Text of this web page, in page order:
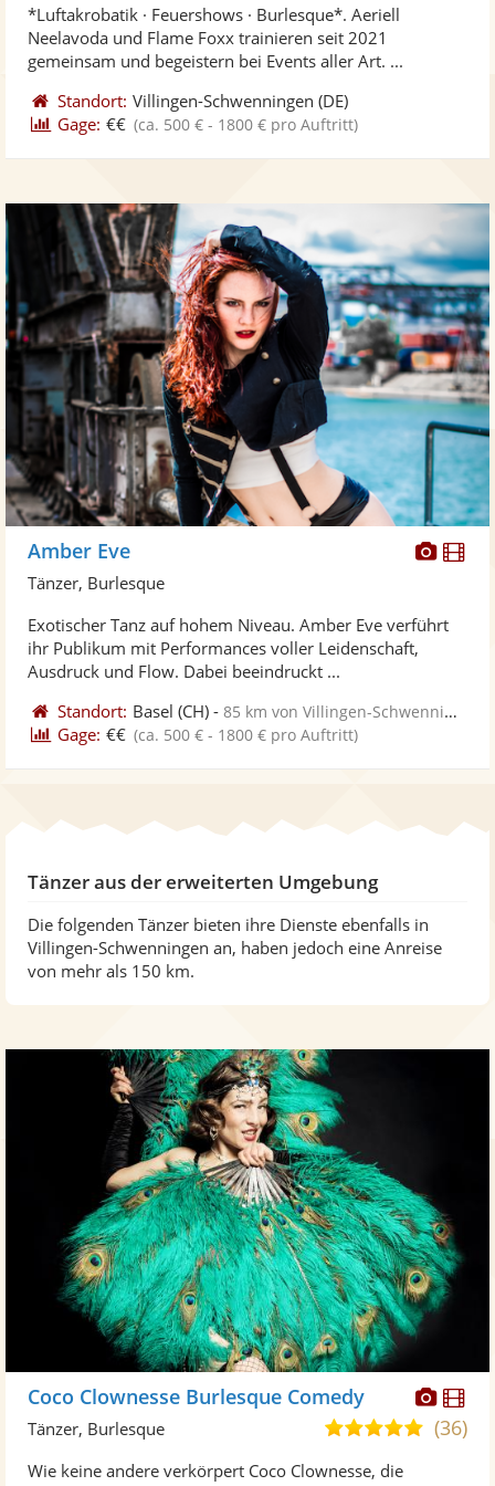
*Luftakrobatik · Feuershows · Burlesque*. Aeriell
Neelavoda und Flame Foxx trainieren seit 2021
gemeinsam und begeistern bei Events aller Art. ...
Standort: Villingen-Schwenningen (DE)
Gage: €€ (ca. 500 € - 1800 € pro Auftritt)
Fotos
Amber Eve
Tänzer, Burlesque
Exotischer Tanz auf hohem Niveau. Amber Eve verführt
ihr Publikum mit Performances voller Leidenschaft,
Ausdruck und Flow. Dabei beeindruckt ...
Standort: Basel (CH) -85 km von Villingen-Schwenningen
Gage: €€ (ca. 500 € - 1800 € pro Auftritt)
Tänzer aus der erweiterten Umgebung
Die folgenden Tänzer bieten ihre Dienste ebenfalls in
Villingen-Schwenningen an, haben jedoch eine Anreise
von mehr als 150 km.
Coco Clownesse Burlesque Comedy
5,0(36)
Tänzer, Burlesque
Wie keine andere verkörpert Coco Clownesse, die